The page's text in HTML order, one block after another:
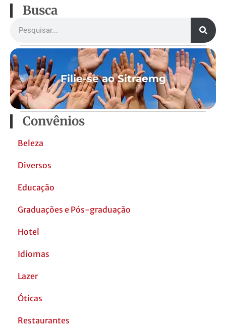
Busca
Filie-se ao Sitraemg
Convênios
Beleza
Diversos
Educação
Graduações e Pós-graduação
Hotel
Idiomas
Lazer
Óticas
Restaurantes